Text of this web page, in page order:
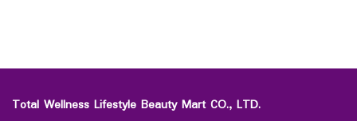
Total Wellness Lifestyle Beauty Mart CO., LTD.